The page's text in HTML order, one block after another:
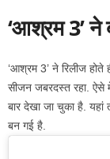
‘आश्रम 3’ ने
‘आश्रम 3’ ने रिलीज होते
सीजन जबरदस्त रहा. ऐसे
बार देखा जा चुका है.
बन गई है.